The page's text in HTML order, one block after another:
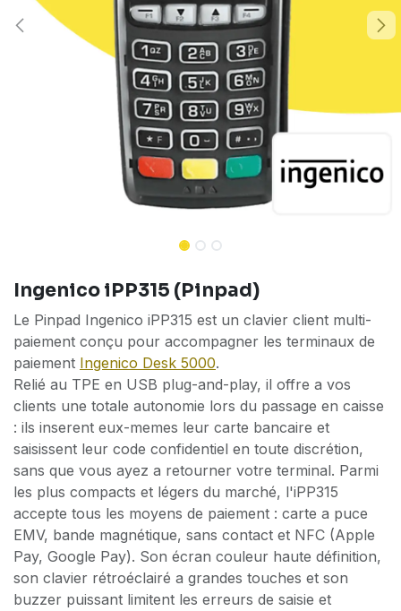
Ingenico iPP315 (Pinpad)
Le Pinpad Ingenico iPP315 est un clavier client multi-
paiement conçu pour accompagner les terminaux de
paiement Ingenico Desk 5000.
Relié au TPE en USB plug-and-play, il offre a vos
clients une totale autonomie lors du passage en caisse
: ils inserent eux-memes leur carte bancaire et
saisissent leur code confidentiel en toute discrétion,
sans que vous ayez a retourner votre terminal. Parmi
les plus compacts et légers du marché, l'iPP315
accepte tous les moyens de paiement : carte a puce
EMV, bande magnétique, sans contact et NFC (Apple
Pay, Google Pay). Son écran couleur haute définition,
son clavier rétroéclairé a grandes touches et son
buzzer puissant limitent les erreurs de saisie et